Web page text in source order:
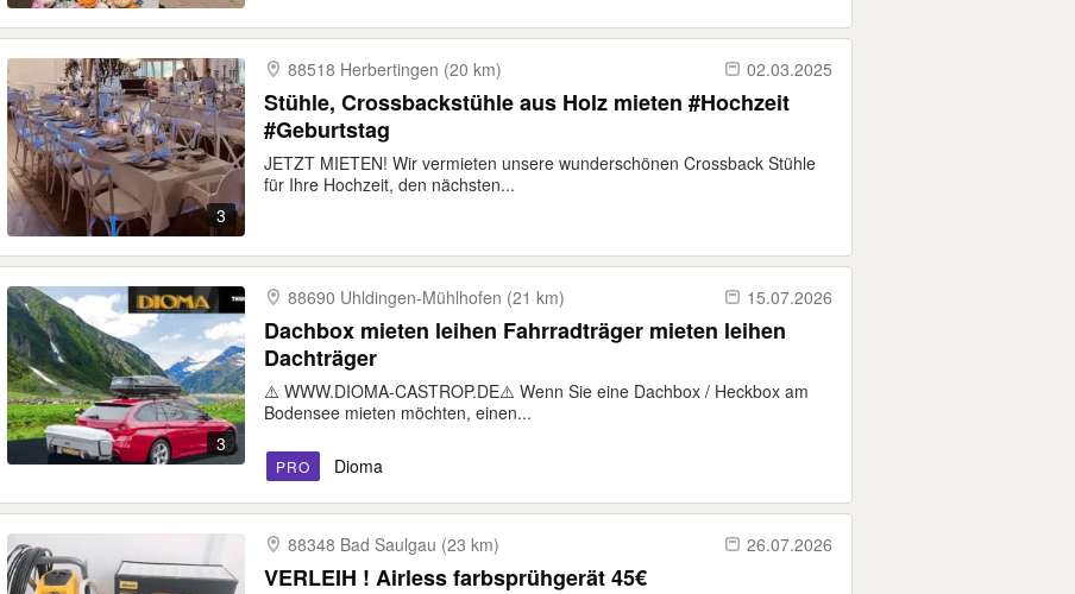
3
88518 Herbertingen (20 km) 02.03.2025
Stühle, Crossbackstühle aus Holz mieten #Hochzeit
#Geburtstag
JETZT MIETEN! Wir vermieten unsere wunderschönen Crossback Stühle
für Ihre Hochzeit, den nächsten...
3
88690 Uhldingen-​Mühlhofen (21 km) 15.07.2026
Dachbox mieten leihen Fahrradträger mieten leihen
Dachträger
⚠️ WWW.DIOMA-CASTROP.DE​⚠️ Wenn Sie eine Dachbox / Heckbox am
Bodensee mieten möchten, einen...
PRO Dioma
88348 Bad Saulgau (23 km) 26.07.2026
VERLEIH ! Airless farbsprühgerät 45€